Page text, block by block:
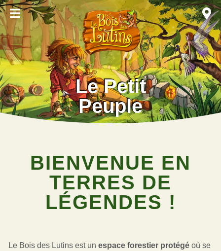
Le Petit
Peuple
BIENVENUE EN
TERRES DE
LÉGENDES !
Le Bois des Lutins est un espace forestier protégé où se